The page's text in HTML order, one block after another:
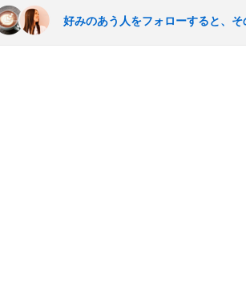
好みのあう人をフォローすると、